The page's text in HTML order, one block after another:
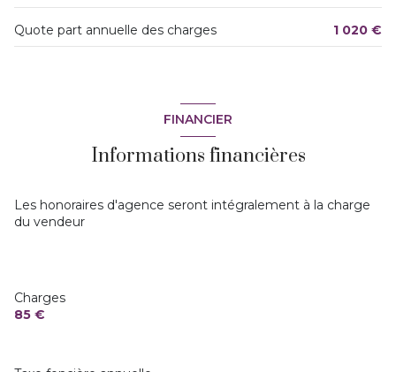
vue DEGAGEE
terrasse
Quote part annuelle des charges 1 020 €
FINANCIER
Informations financières
Les honoraires d'agence seront intégralement à la charge
du vendeur
Charges
85 €